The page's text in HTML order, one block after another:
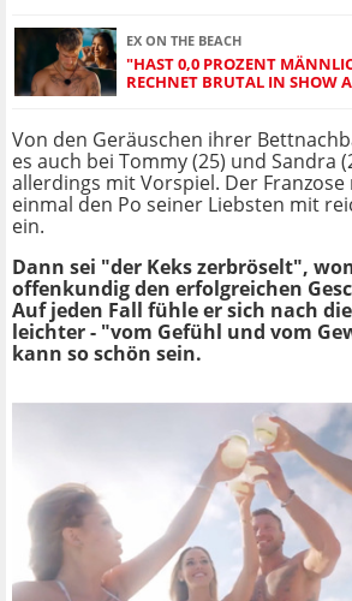
EX ON THE BEACH
"HAST 0,0 PROZENT
RECHNET BRUTAL IN SHOW
Von den Geräuschen ihrer
es auch bei Tommy (25) und Sandra
allerdings mit Vorspiel. Der
einmal den Po seiner Liebsten mit
ein.
Dann sei "der Keks zerbröselt",
offenkundig den erfolgreichen
Auf jeden Fall fühle er sich nach
leichter - "vom Gefühl und vom
kann so schön sein.